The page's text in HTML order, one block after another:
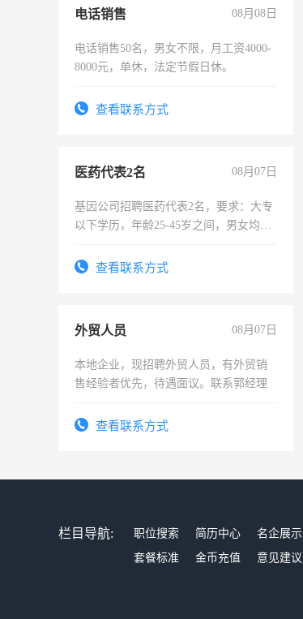
电话销售 08月08日
电话销售50名，男女不限，月工资4000-
8000元，单休，法定节假日休。
查看联系方式
医药代表2名 08月07日
基因公司招聘医药代表2名，要求：大专
以下学历，年龄25-45岁之间，男女均
表或者有医学资质的优先，底薪+绩效，
查看联系方式
外贸人员 08月07日
本地企业，现招聘外贸人员，有外贸销
售经验者优先，待遇面议。联系郭经理
查看联系方式
栏目导航: 职位搜索 简历中心 名企展示
套餐标准
金币充值 意见建议